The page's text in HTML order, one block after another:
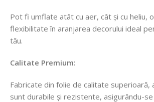
Pot fi umflate atât cu aer, cât și cu heliu,
flexibilitate în aranjarea decorului ideal
tău.
Calitate Premium:
Fabricate din folie de calitate superioară,
sunt durabile și rezistente, asigurându-